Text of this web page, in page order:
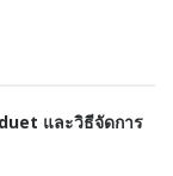
และวิธีจัดการ